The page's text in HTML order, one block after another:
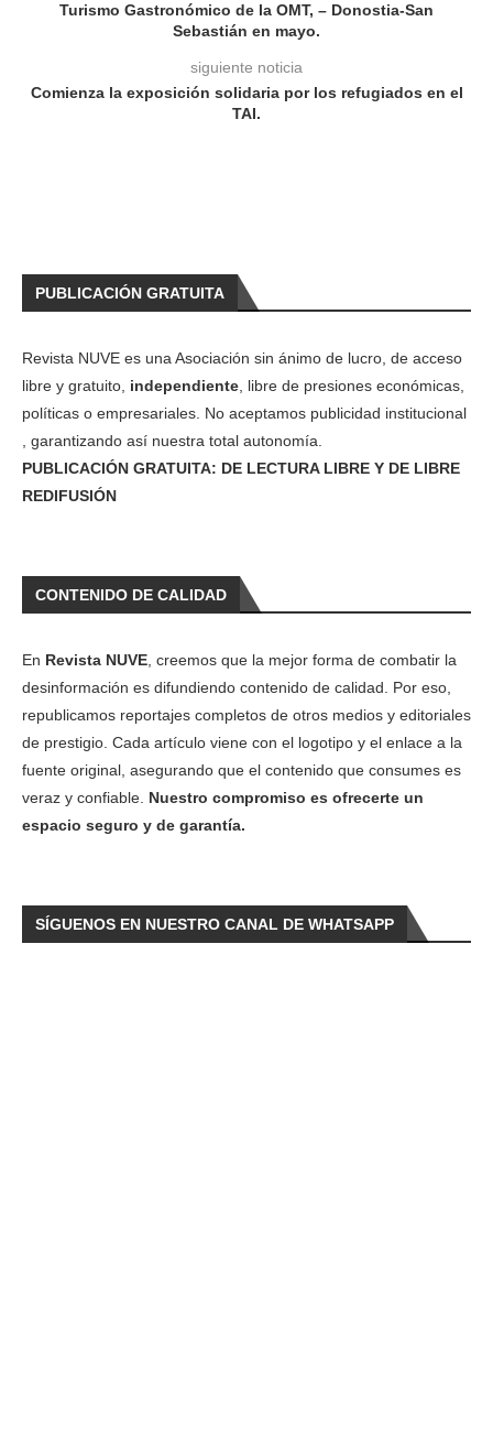
Turismo Gastronómico de la OMT, – Donostia-San
Sebastián en mayo.
siguiente noticia
Comienza la exposición solidaria por los refugiados en el
TAI.
PUBLICACIÓN GRATUITA
Revista NUVE es una Asociación sin ánimo de lucro, de acceso
libre y gratuito, independiente, libre de presiones económicas,
políticas o empresariales. No aceptamos publicidad institucional
, garantizando así nuestra total autonomía.
PUBLICACIÓN GRATUITA: DE LECTURA LIBRE Y DE LIBRE
REDIFUSIÓN
CONTENIDO DE CALIDAD
En Revista NUVE, creemos que la mejor forma de combatir la
desinformación es difundiendo contenido de calidad. Por eso,
republicamos reportajes completos de otros medios y editoriales
de prestigio. Cada artículo viene con el logotipo y el enlace a la
fuente original, asegurando que el contenido que consumes es
veraz y confiable. Nuestro compromiso es ofrecerte un
espacio seguro y de garantía.
SÍGUENOS EN NUESTRO CANAL DE WHATSAPP